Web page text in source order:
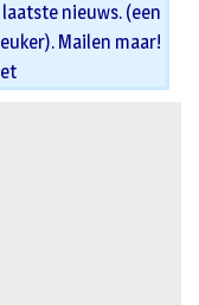
nieuws. (een
Mailen maar!